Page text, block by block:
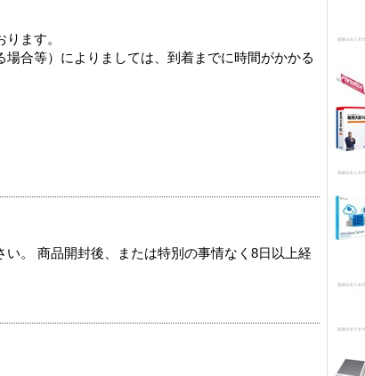
ます。
合等）によりましては、到着までに時間がかかる
。 商品開封後、または特別の事情なく8日以上経